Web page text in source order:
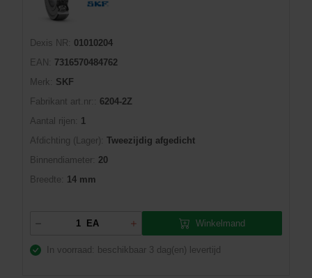
Dexis NR:
01010204
EAN:
7316570484762
Merk:
SKF
Fabrikant art.nr::
6204-2Z
Aantal rijen:
1
Afdichting (Lager): Tweezijdig afgedicht
Binnendiameter: 20
Breedte:
14 mm
EA Winkelmand
In voorraad: beschikbaar 3 dag(en) levertijd